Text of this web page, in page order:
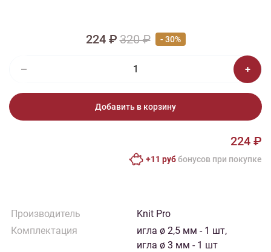
224 ₽320 ₽ - 30%
Добавить в корзину
224 ₽
+11 руббонусов при покупке
Производитель
Knit Pro
Комплектация
игла ø 2,5 мм - 1 шт,
игла ø 3 мм - 1 шт